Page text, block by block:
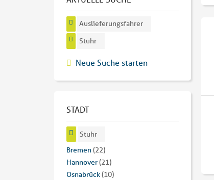
Auslieferungsfahrer
Stuhr
Neue Suche starten
STADT
Stuhr
Bremen(22)
Hannover(21)
Osnabrück(10)